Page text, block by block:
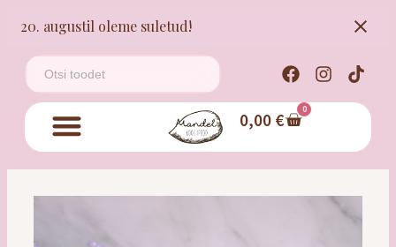
20. augustil oleme suletud!
0,00 € 0